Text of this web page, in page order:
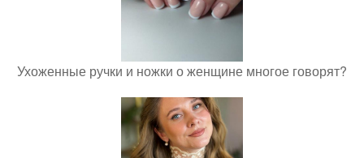
Ухоженные ручки и ножки о женщине многое говорят?